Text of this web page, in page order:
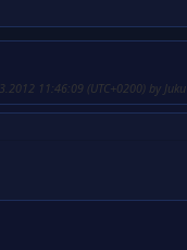
11:46:09 (UTC+0200) by Juku